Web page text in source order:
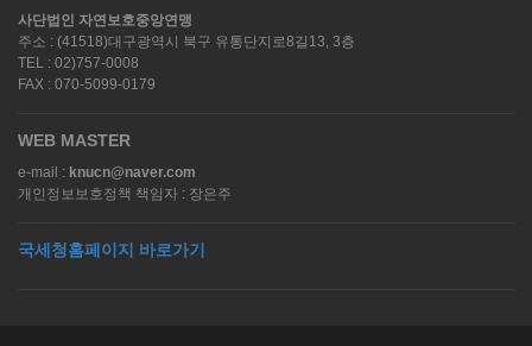
사단법인 자연보호중앙연맹
주소 : (41518)대구광역시 북구 유통단지로8길13, 3층
TEL : 02)757-0008
FAX : 070-5099-0179
WEB MASTER
e-mail : knucn@naver.com
개인정보보호정책 책임자 : 장은주
국세청홈페이지 바로가기